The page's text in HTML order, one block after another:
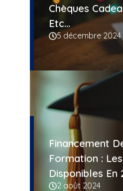
Chèques
Etc…
5 décembre 2024
Financement
Formation :
Disponibles En
2 août 2024